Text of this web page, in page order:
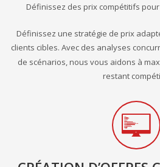
Définissez des prix compétitifs
Définissez une stratégie de prix
clients cibles. Avec des analyses
de scénarios, nous vous aidons à
restant